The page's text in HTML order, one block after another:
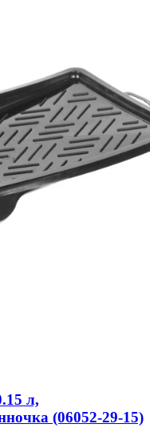
л,
(06052-29-15)